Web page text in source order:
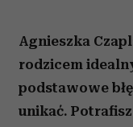
Agnieszka
rodzicem
podstawowe
unikać.